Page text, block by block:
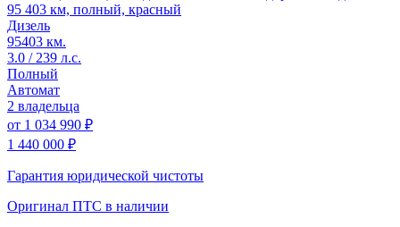
95 403 км, полный, красный
Дизель
95403 км.
3.0 / 239 л.с.
Полный
Автомат
2 владельца
от 1 034 990 ₽
1 440 000 ₽
Гарантия юридической чистоты
Оригинал ПТС в наличии